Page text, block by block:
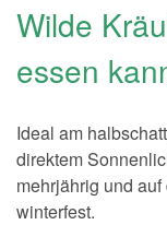
Wilde
essen
Ideal am
direktem
mehrjährig und
winterfest.